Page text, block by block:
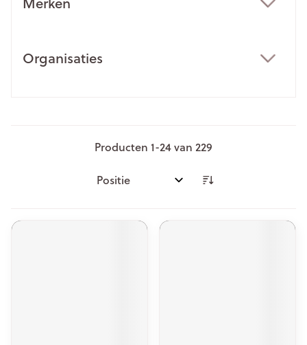
Organisaties
Producten 1-24van 229
Sorteer op: